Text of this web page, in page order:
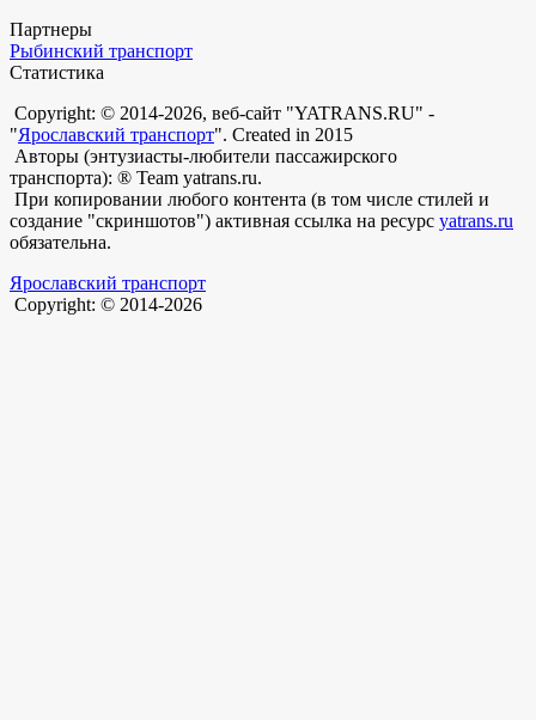
Партнеры
Рыбинский транспорт
Статистика
Copyright: © 2014-2026, веб-сайт "YATRANS.RU" -
"Ярославский транспорт". Created in 2015
Авторы (энтузиасты-любители пассажирского
транспорта): ® Team yatrans.ru.
При копировании любого контента (в том числе стилей и
создание "скриншотов") активная ссылка на ресурс yatrans.ru
обязательна.
Ярославский транспорт
Copyright: © 2014-2026